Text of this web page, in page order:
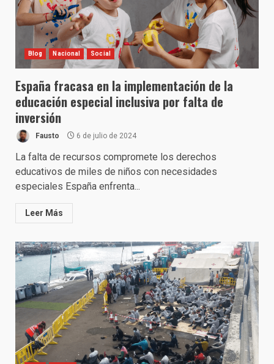
Blog Nacional Social
España fracasa en la implementación de la
educación especial inclusiva por falta de
inversión
Fausto 6 de julio de 2024
La falta de recursos compromete los derechos
educativos de miles de niños con necesidades
especiales España enfrenta...
Leer Más